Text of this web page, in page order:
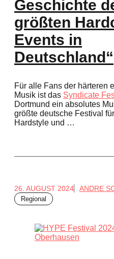
Geschichte
größten
Events in
Deutschland“
Für alle Fans der härteren
Musik ist das Syndicate
Dortmund ein absolutes
größte deutsche Festival
Hardstyle und …
26. AUGUST 2024 ANDRE
Regional